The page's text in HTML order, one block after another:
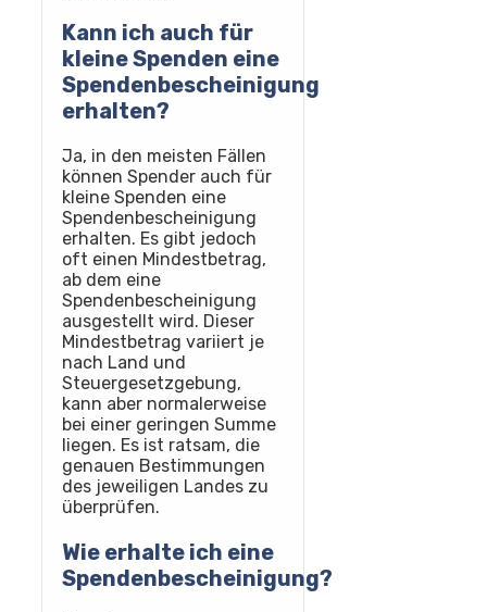
Kann ich auch für
kleine Spenden eine
Spendenbescheinigung
erhalten?
Ja, in den meisten Fällen
können Spender auch für
kleine Spenden eine
Spendenbescheinigung
erhalten. Es gibt jedoch
oft einen Mindestbetrag,
ab dem eine
Spendenbescheinigung
ausgestellt wird. Dieser
Mindestbetrag variiert je
nach Land und
Steuergesetzgebung,
kann aber normalerweise
bei einer geringen Summe
liegen. Es ist ratsam, die
genauen Bestimmungen
des jeweiligen Landes zu
überprüfen.
Wie erhalte ich eine
Spendenbescheinigung?